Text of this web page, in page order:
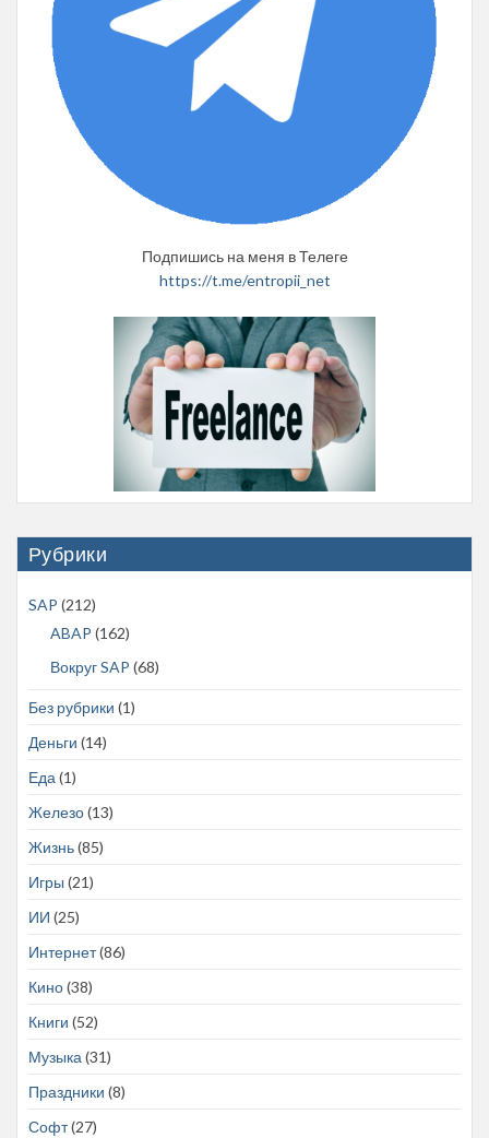
Подпишись на меня в Телеге
https://t.me/entropii_net
Рубрики
SAP (212)
ABAP (162)
Вокруг SAP (68)
Без рубрики (1)
Деньги (14)
Еда(1)
Железо(13)
Жизнь(85)
Игры (21)
ИИ (25)
Интернет(86)
Кино(38)
Книги (52)
Музыка(31)
Праздники (8)
Софт(27)